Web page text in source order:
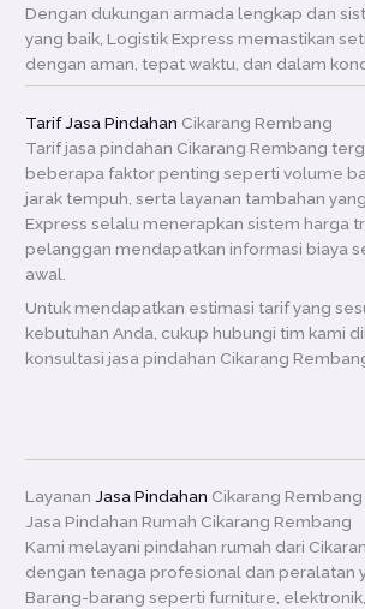
Dengan dukungan armada lengkap dan
yang baik, Logistik Express memastikan
dengan aman, tepat waktu, dan dalam
Tarif Jasa Pindahan Cikarang Rembang
Tarif jasa pindahan Cikarang Rembang
beberapa faktor penting seperti volume
jarak tempuh, serta layanan tambahan
Express selalu menerapkan sistem harga
pelanggan mendapatkan informasi biaya
awal.
Untuk mendapatkan estimasi tarif yang
kebutuhan Anda, cukup hubungi tim kami
konsultasi jasa pindahan Cikarang
LayananJasa Pindahan Cikarang Rembang
Jasa Pindahan Rumah Cikarang Rembang
Kami melayani pindahan rumah dari
dengan tenaga profesional dan peralatan
Barang-barang seperti furniture,